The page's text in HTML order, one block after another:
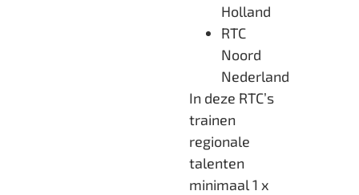
Holland
RTC
Noord
Nederland
In deze RTC’s
trainen
regionale
talenten
minimaal 1 x